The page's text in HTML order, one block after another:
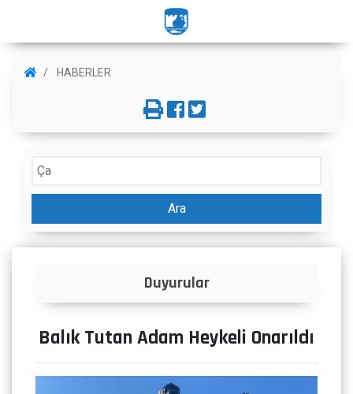
HABERLER
Ara
Balık Tutan Adam Heykeli Onarıldı